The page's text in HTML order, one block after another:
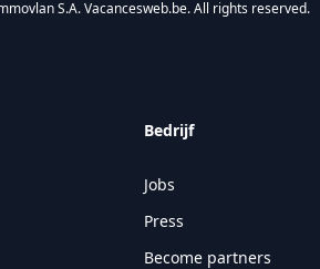
S.A. Vacancesweb.be. All rights reserved.
Bedrijf
Jobs
Press
Become partners